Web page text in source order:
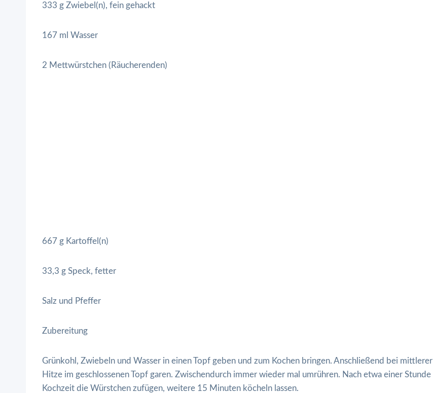
333 g Zwiebel(n), fein gehackt
167 ml Wasser
2 Mettwürstchen (Räucherenden)
667 g Kartoffel(n)
33,3 g Speck, fetter
Salz und Pfeffer
Zubereitung
Grünkohl, Zwiebeln und Wasser in einen Topf geben und zum Kochen bringen. Anschließend bei mittlerer
Hitze im geschlossenen Topf garen. Zwischendurch immer wieder mal umrühren. Nach etwa einer Stunde
Kochzeit die Würstchen zufügen, weitere 15 Minuten köcheln lassen.